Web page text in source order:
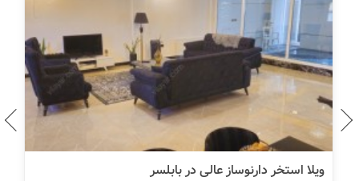
اجاره ویلا در صفاییه بابلسر با بیلیارد و فوتبال دستی